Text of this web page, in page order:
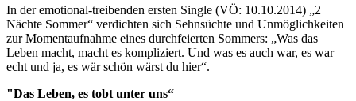
In der emotional-treibenden ersten Single (VÖ: 10.10.2014) „2
Nächte Sommer“ verdichten sich Sehnsüchte und Unmöglichkeiten
zur Momentaufnahme eines durchfeierten Sommers: „Was das
Leben macht, macht es kompliziert. Und was es auch war, es war
echt und ja, es wär schön wärst du hier“.
"Das Leben, es tobt unter uns“